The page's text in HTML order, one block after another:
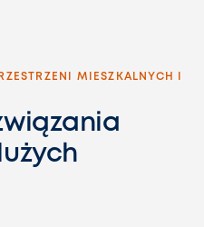
MIESZKALNYCH I